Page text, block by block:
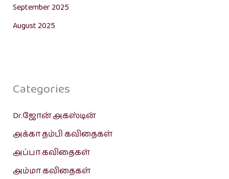
September 2025
August 2025
Categories
Dr.ஜோன் அகஸ்டின்
அக்கா தம்பி கவிதைகள்
அப்பா கவிதைகள்
அம்மா கவிதைகள்